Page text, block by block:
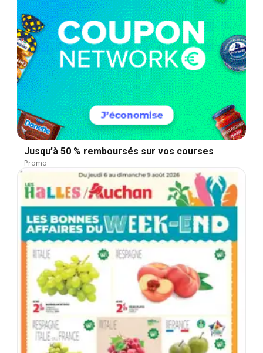
Jusqu’à 50 % remboursés sur vos courses
Promo